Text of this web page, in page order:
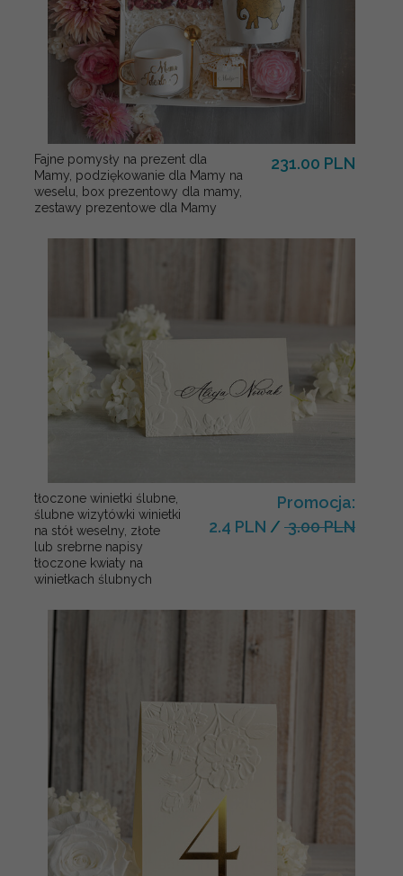
Fajne pomysły na prezent dla
Mamy, podziękowanie dla Mamy na
weselu, box prezentowy dla mamy,
zestawy prezentowe dla Mamy
231.00 PLN
tłoczone winietki ślubne,
ślubne wizytówki winietki
na stół weselny, złote
lub srebrne napisy
tłoczone kwiaty na
winietkach ślubnych
Promocja:
2.4 PLN / 3.00 PLN